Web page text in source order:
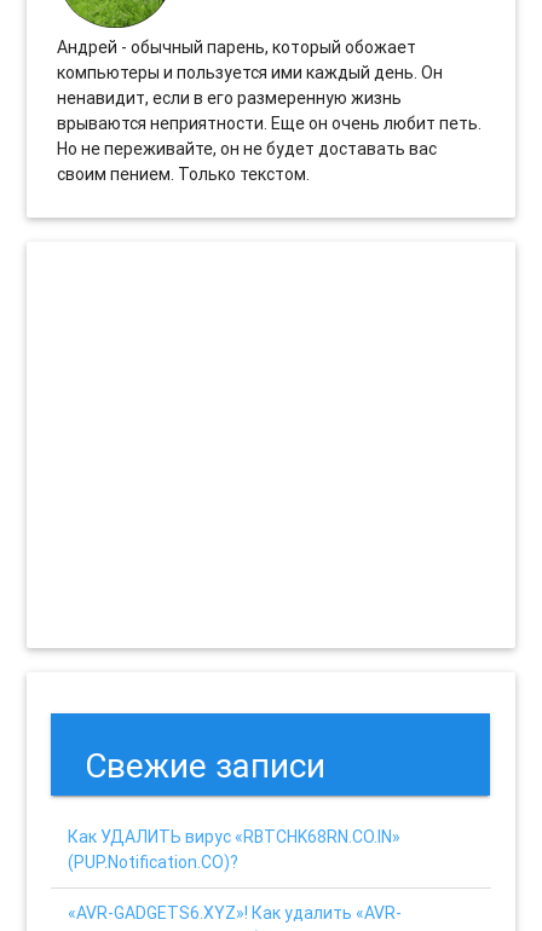
Андрей - обычный парень, который обожает
компьютеры и пользуется ими каждый день. Он
ненавидит, если в его размеренную жизнь
врываются неприятности. Еще он очень любит петь.
Но не переживайте, он не будет доставать вас
своим пением. Только текстом.
Свежие записи
Как УДАЛИТЬ вирус «RBTCHK68RN.CO.IN»
(PUP.Notification.CO)?
«AVR-GADGETS6.XYZ»! Как удалить «AVR-